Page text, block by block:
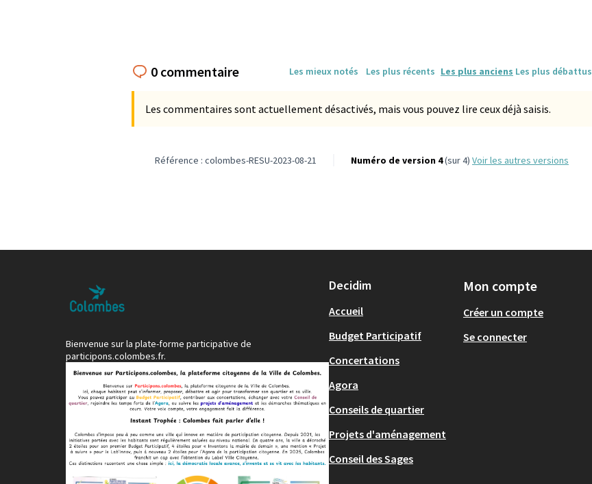
0 commentaire Les mieux notés Les plus récents Les plus anciens Les plus débattus
Les commentaires sont actuellement désactivés, mais vous pouvez lire ceux déjà saisis.
Référence : colombes-RESU-2023-08-21 Numéro de version 4(sur 4) voir les autres versions
Bienvenue sur la plate-forme participative de
participons.colombes.fr.
Decidim
Accueil
Budget Participatif
Concertations
Agora
Conseils de quartier
Projets d'aménagement
Conseil des Sages
Mon compte
Créer un compte
Se connecter